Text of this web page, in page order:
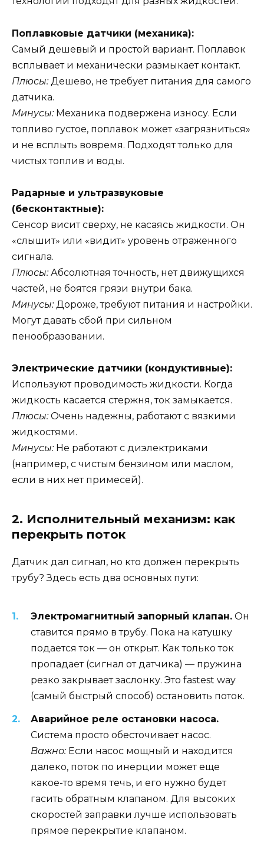
Поплавковые датчики (механика):
Самый дешевый и простой вариант. Поплавок
всплывает и механически размыкает контакт.
Плюсы:Дешево, не требует питания для самого
датчика.
Минусы:Механика подвержена износу. Если
топливо густое, поплавок может «загрязниться»
и не всплыть вовремя. Подходят только для
чистых топлив и воды.
Радарные и ультразвуковые
(бесконтактные):
Сенсор висит сверху, не касаясь жидкости. Он
«слышит» или «видит» уровень отраженного
сигнала.
Плюсы:Абсолютная точность, нет движущихся
частей, не боятся грязи внутри бака.
Минусы:Дороже, требуют питания и настройки.
Могут давать сбой при сильном
пенообразовании.
Электрические датчики (кондуктивные):
Используют проводимость жидкости. Когда
жидкость касается стержня, ток замыкается.
Плюсы:Очень надежны, работают с вязкими
жидкостями.
Минусы:Не работают с диэлектриками
(например, с чистым бензином или маслом,
если в них нет примесей).
2. Исполнительный механизм: как
перекрыть поток
Датчик дал сигнал, но кто должен перекрыть
трубу? Здесь есть два основных пути:
Электромагнитный запорный клапан. Он
ставится прямо в трубу. Пока на катушку
подается ток — он открыт. Как только ток
пропадает (сигнал от датчика) — пружина
резко закрывает заслонку. Это fastest way
(самый быстрый способ) остановить поток.
Аварийное реле остановки насоса.
Система просто обесточивает насос.
Важно:Если насос мощный и находится
далеко, поток по инерции может еще
какое-то время течь, и его нужно будет
гасить обратным клапаном. Для высоких
скоростей заправки лучше использовать
прямое перекрытие клапаном.